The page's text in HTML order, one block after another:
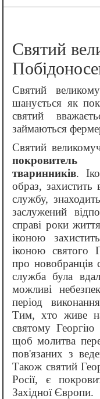
Святий
Святий
шанується як
святий
займаються
Святий
покровитель
тваринників.
образ, захистить
службу,
заслужений
справі роки
іконою
іконою святого
про новобранців
служба була
можливі
період
Тим, хто живе
святому
щоб молитва
пов'язаних з
Також святий
Росії, є
Західної Європи.